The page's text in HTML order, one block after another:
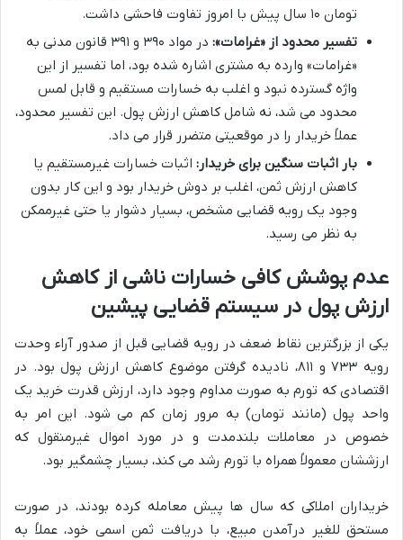
تومان ۱۰ سال پیش با امروز تفاوت فاحشی داشت.
تفسیر محدود از «غرامات»:
در مواد ۳۹۰ و ۳۹۱ قانون مدنی به
«غرامات» وارده به مشتری اشاره شده بود، اما تفسیر از این
واژه گسترده نبود و اغلب به خسارات مستقیم و قابل لمس
محدود می شد، نه شامل کاهش ارزش پول. این تفسیر محدود،
عملاً خریدار را در موقعیتی متضرر قرار می داد.
بار اثبات سنگین برای خریدار: اثبات خسارات غیرمستقیم یا
کاهش ارزش ثمن، اغلب بر دوش خریدار بود و این کار بدون
وجود یک رویه قضایی مشخص، بسیار دشوار یا حتی غیرممکن
به نظر می رسید.
عدم پوشش کافی خسارات ناشی از کاهش
ارزش پول در سیستم قضایی پیشین
یکی از بزرگترین نقاط ضعف در رویه قضایی قبل از صدور آراء وحدت
رویه ۷۳۳ و ۸۱۱، نادیده گرفتن موضوع کاهش ارزش پول بود. در
اقتصادی که تورم به صورت مداوم وجود دارد، ارزش قدرت خرید یک
واحد پول (مانند تومان) به مرور زمان کم می شود. این امر به
خصوص در معاملات بلندمدت و در مورد اموال غیرمنقول که
ارزششان معمولاً همراه با تورم رشد می کند، بسیار چشمگیر بود.
خریداران املاکی که سال ها پیش معامله کرده بودند، در صورت
مستحق للغیر درآمدن مبیع، با دریافت ثمن اسمی خود، عملاً به